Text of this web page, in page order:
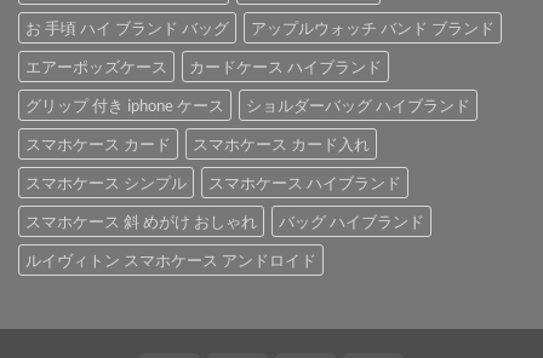
お 手頃 ハイ ブランド バッグ
アップルウォッチ バンド ブランド
エアーポッズケース
カードケース ハイブランド
グリップ 付き iphone ケース
ショルダーバッグ ハイブランド
スマホケース カード
スマホケース カード入れ
スマホケース シンプル
スマホケース ハイブランド
スマホケース 斜 めがけ おしゃれ
バッグ ハイブランド
ルイヴィトン スマホケース アンドロイド